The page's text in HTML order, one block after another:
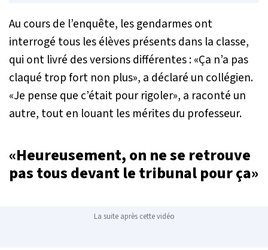
Au cours de l’enquête, les gendarmes ont
interrogé tous les élèves présents dans la classe,
qui ont livré des versions différentes : «Ça n’a pas
claqué trop fort non plus», a déclaré un collégien.
«Je pense que c’était pour rigoler», a raconté un
autre, tout en louant les mérites du professeur.
«Heureusement, on ne se retrouve
pas tous devant le tribunal pour ça»
La suite après cette vidéo